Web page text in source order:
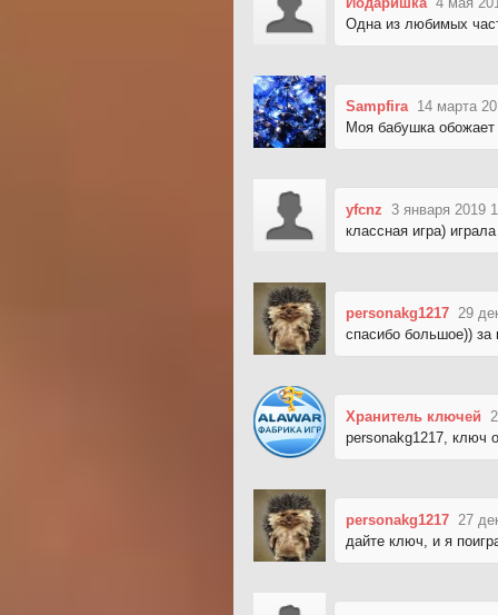
Одна из любимых
Sampfira 14 марта
Моя бабушка обожает
yfcnz 3 января 2019
классная игра)
personakg1217 29
спасибо большое))
Хранитель ключей
personakg1217, ключ
personakg1217 27
дайте ключ, и я